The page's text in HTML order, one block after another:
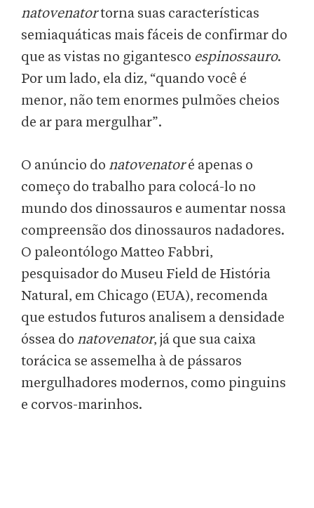
natovenatortorna suas características
semiaquáticas mais fáceis de confirmar do
que as vistas no gigantesco espinossauro.
Por um lado, ela diz, “quando você é
menor, não tem enormes pulmões cheios
de ar para mergulhar”.
O anúncio do natovenatoré apenas o
começo do trabalho para colocá-lo no
mundo dos dinossauros e aumentar nossa
compreensão dos dinossauros nadadores.
O paleontólogo Matteo Fabbri,
pesquisador do Museu Field de História
Natural, em Chicago (EUA), recomenda
que estudos futuros analisem a densidade
óssea do natovenator, já que sua caixa
torácica se assemelha à de pássaros
mergulhadores modernos, como pinguins
e corvos-marinhos.